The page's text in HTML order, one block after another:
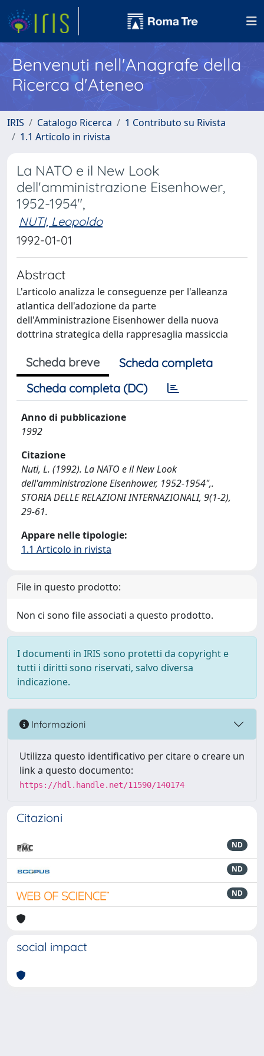
Benvenuti nell'Anagrafe della
Ricerca d'Ateneo
IRIS Catalogo Ricerca
1 Contributo su Rivista
1.1 Articolo in rivista
La NATO e il New Look
dell'amministrazione Eisenhower,
1952-1954",
NUTI, Leopoldo
1992-01-01
Abstract
L'articolo analizza le conseguenze per l'alleanza
atlantica dell'adozione da parte
dell'Amministrazione Eisenhower della nuova
dottrina strategica della rappresaglia massiccia
Scheda breve
Scheda completa
Scheda completa (DC)
Anno di pubblicazione
1992
Citazione
Nuti, L. (1992). La NATO e il New Look
dell'amministrazione Eisenhower, 1952-1954",.
STORIA DELLE RELAZIONI INTERNAZIONALI, 9(1-2),
29-61.
Appare nelle tipologie:
1.1 Articolo in rivista
File in questo prodotto:
Non ci sono file associati a questo prodotto.
I documenti in IRIS sono protetti da copyright e
tutti i diritti sono riservati, salvo diversa
indicazione.
Informazioni
Utilizza questo identificativo per citare o creare un
link a questo documento:
https://hdl.handle.net/11590/140174
Citazioni
ND
ND
ND
social impact